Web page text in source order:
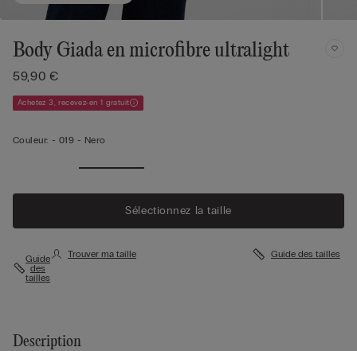
Body Giada en microfibre ultralight
59,90 €
Achetez 3, recevez-en 1 gratuit
Couleur: - 019 - Nero
Sélectionnez la taille
Guide
des
tailles
Trouver ma taille Guide des tailles
Description